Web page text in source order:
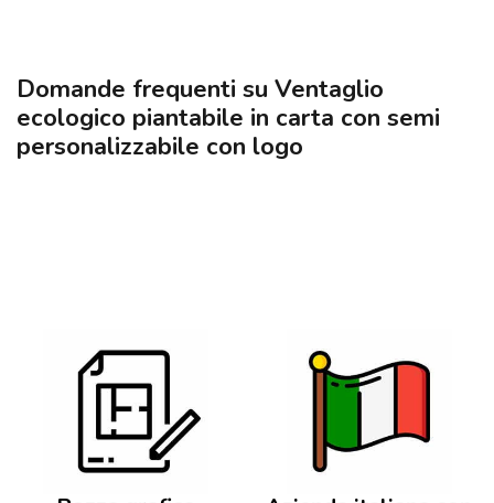
Domande frequenti su Ventaglio
ecologico piantabile in carta con semi
personalizzabile con logo